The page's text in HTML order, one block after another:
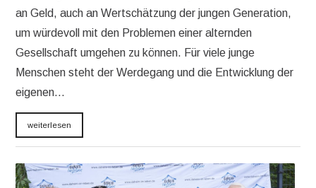
an Geld, auch an Wertschätzung der jungen Generation,
um würdevoll mit den Problemen einer alternden
Gesellschaft umgehen zu können. Für viele junge
Menschen steht der Werdegang und die Entwicklung der
eigenen…
weiterlesen